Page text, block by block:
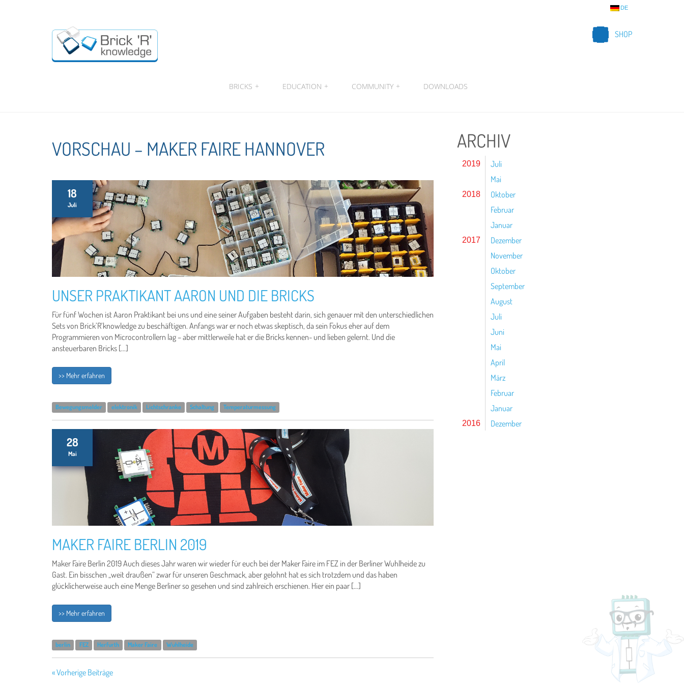
DE
SHOP
BRICKS + EDUCATION + COMMUNITY + DOWNLOADS
VORSCHAU – MAKER FAIRE HANNOVER
18
Juli
UNSER PRAKTIKANT AARON UND DIE BRICKS
Für fünf Wochen ist Aaron Praktikant bei uns und eine seiner Aufgaben besteht darin, sich genauer mit den unterschiedlichen
Sets von Brick’R’knowledge zu beschäftigen. Anfangs war er noch etwas skeptisch, da sein Fokus eher auf dem
Programmieren von Microcontrollern lag – aber mittlerweile hat er die Bricks kennen- und lieben gelernt. Und die
ansteuerbaren Bricks […]
>> Mehr erfahren
Bewegungsmelder elektronik Lichtschranke Schaltung Temperaturmessung
28
Mai
MAKER FAIRE BERLIN 2019
Maker Faire Berlin 2019 Auch dieses Jahr waren wir wieder für euch bei der Maker Faire im FEZ in der Berliner Wuhlheide zu
Gast. Ein bisschen „weit draußen“ zwar für unseren Geschmack, aber gelohnt hat es sich trotzdem und das haben
glücklicherweise auch eine Menge Berliner so gesehen und sind zahlreich erschienen. Hier ein paar […]
>> Mehr erfahren
berlin FEZ Herfurth Maker Faire Wuhlheide
« Vorherige Beiträge
ARCHIV
2019
Juli
Mai
2018
Oktober
Februar
Januar
2017
Dezember
November
Oktober
September
August
Juli
Juni
Mai
April
März
Februar
Januar
2016 Dezember